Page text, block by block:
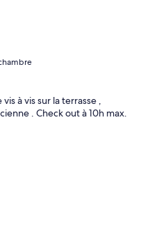
à vis sur la terrasse ,
. Check out à 10h max.